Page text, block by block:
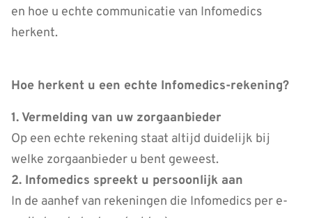
en hoe u echte communicatie van Infomedics
herkent.
Hoe herkent u een echte Infomedics-rekening?
1. Vermelding van uw zorgaanbieder
Op een echte rekening staat altijd duidelijk bij
welke zorgaanbieder u bent geweest.
2. Infomedics spreekt u persoonlijk aan
In de aanhef van rekeningen die Infomedics per e-